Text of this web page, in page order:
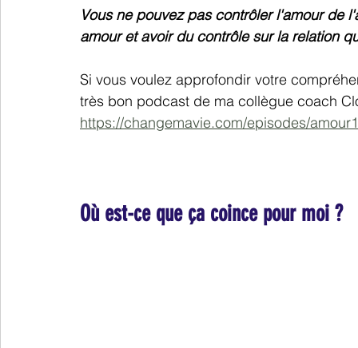
Vous ne pouvez pas contrôler l'amour de
amour et avoir du contrôle sur la relation
Si vous voulez approfondir votre
très bon podcast de ma collègue coach
https://changemavie.com/episodes/amour1
Où est-ce que ça coince pour moi ?